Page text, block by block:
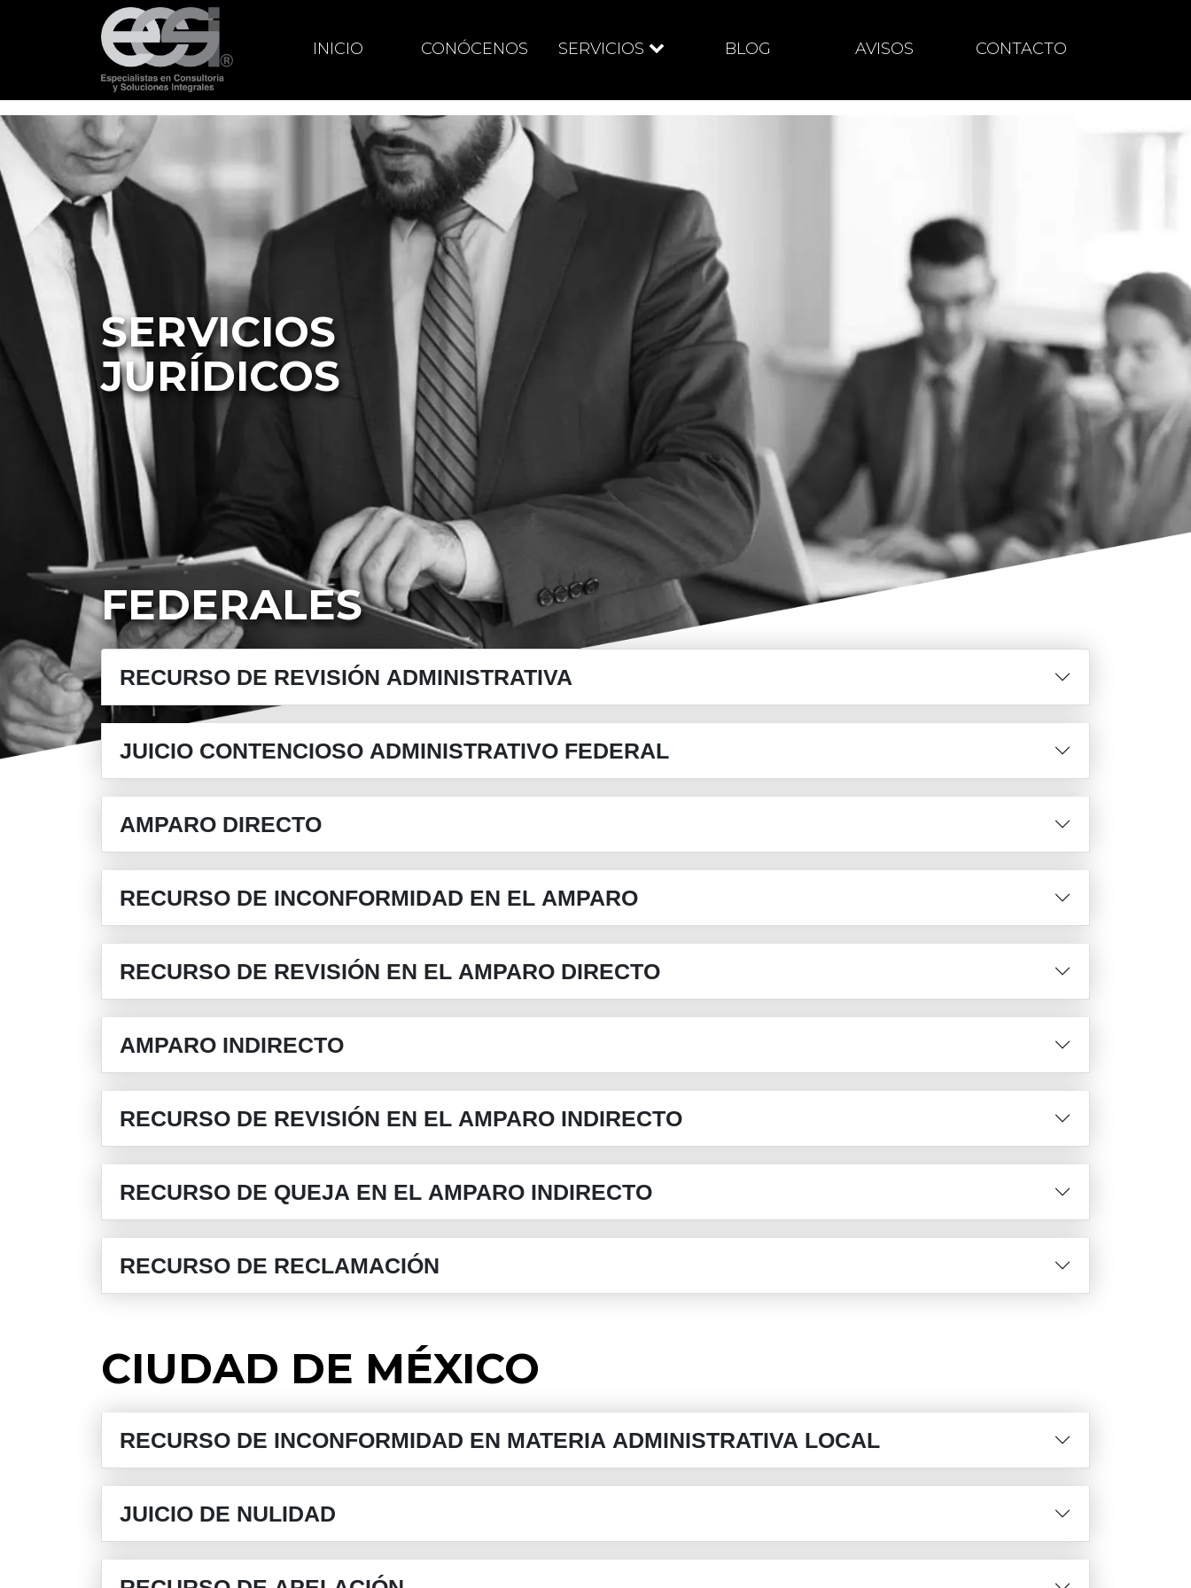
INICIO CONÓCENOS SERVICIOS BLOG AVISOS CONTACTO
SERVICIOS
JURÍDICOS
FEDERALES
RECURSO DE REVISIÓN ADMINISTRATIVA
JUICIO CONTENCIOSO ADMINISTRATIVO FEDERAL
AMPARO DIRECTO
RECURSO DE INCONFORMIDAD EN EL AMPARO
RECURSO DE REVISIÓN EN EL AMPARO DIRECTO
AMPARO INDIRECTO
RECURSO DE REVISIÓN EN EL AMPARO INDIRECTO
RECURSO DE QUEJA EN EL AMPARO INDIRECTO
RECURSO DE RECLAMACIÓN
CIUDAD DE MÉXICO
RECURSO DE INCONFORMIDAD EN MATERIA ADMINISTRATIVA LOCAL
JUICIO DE NULIDAD